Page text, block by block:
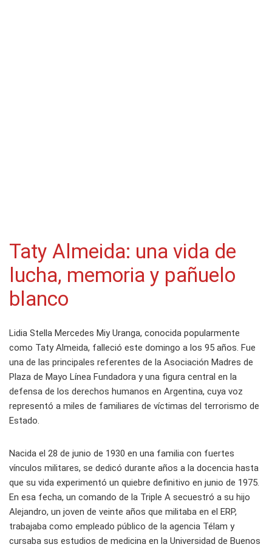
Taty Almeida: una vida de
lucha, memoria y pañuelo
blanco
Lidia Stella Mercedes Miy Uranga, conocida popularmente
como Taty Almeida, falleció este domingo a los 95 años. Fue
una de las principales referentes de la Asociación Madres de
Plaza de Mayo Línea Fundadora y una figura central en la
defensa de los derechos humanos en Argentina, cuya voz
representó a miles de familiares de víctimas del terrorismo de
Estado.
Nacida el 28 de junio de 1930 en una familia con fuertes
vínculos militares, se dedicó durante años a la docencia hasta
que su vida experimentó un quiebre definitivo en junio de 1975.
En esa fecha, un comando de la Triple A secuestró a su hijo
Alejandro, un joven de veinte años que militaba en el ERP,
trabajaba como empleado público de la agencia Télam y
cursaba sus estudios de medicina en la Universidad de Buenos